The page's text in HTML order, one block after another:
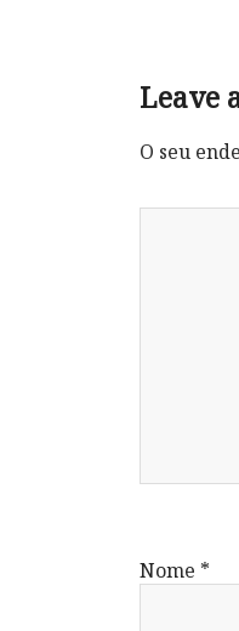
Leave
O seu
Nome *